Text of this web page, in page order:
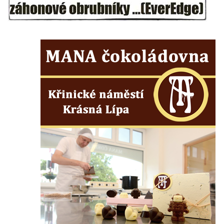
Mikulášovicích
Mikulášovicích
Kříž na louce v horních Mikulášovicích
Kříž Neubaukreuz u domu čp. 698 v
Mikulášovicích
Kříž manželů Endlerových u továrního
objektu v Mikulášovicích
Kříž u silnice východně od Mikulášovic
Meyerův kříž východně od Mikulášovic
Kříž u rozcestí k větrnému mlýnu Světlík v
Horním Podluží
Kříž u domu čp. 1016 v Mikulášovicích